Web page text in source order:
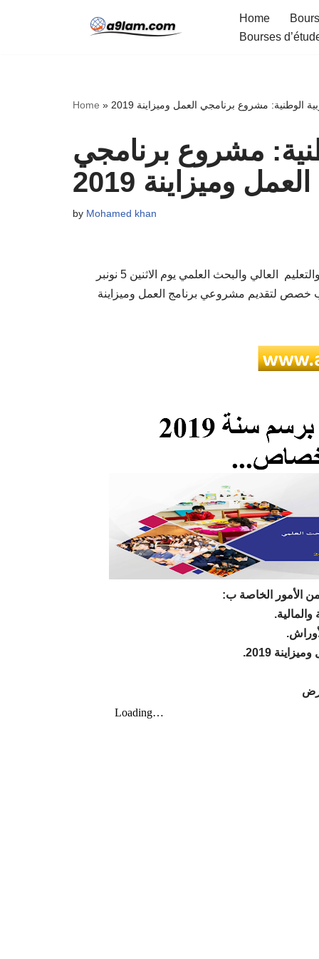
Home
Bourses
Home » الوطنية: مشروع برنامجي العمل وميزاينة 2019
مشروع برنامجي
العمل وميزاينة 2019
by Mohamed khan
قدم السيد عزيز أمزاي وزير التربية والوطنية والتكوين المهني والتعليم العالي والبحث العلمي يوم الاثنين 5 نونبر
خصص لتقديم مشروعي برنامج العمل وميزاينة
الأمور الخاصة ب:
والمالية.
2019.